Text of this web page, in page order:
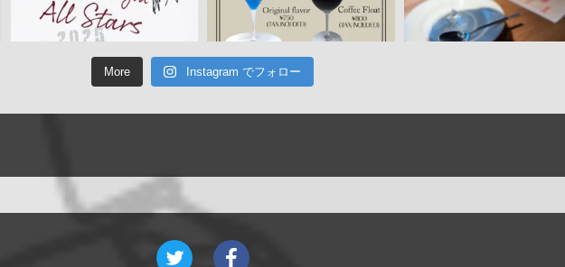
More Instagram でフォロー